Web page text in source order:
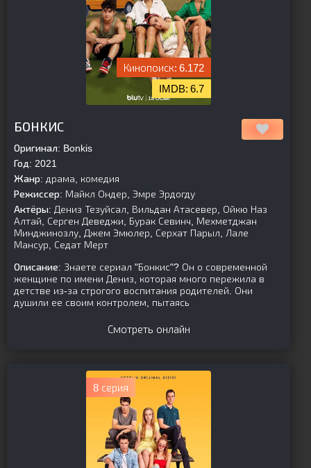
6.172
6.7
БОНКИС
Оригинал: Bonkis
Год: 2021
Жанр: драма, комедия
Режиссер: Майкл Ондер, Эмре Эрдогду
Актёры: Дениз Тезуйсал, Вильдан Атасевер, Ойкю Наз
Алтай, Серген Деведжи, Бурак Севинч, Мехметджан
Минджинозлу, Джем Эмюлер, Серхат Парыл, Лале
Мансур, Седат Мерт
Описание: Знаете сериал "Бонкис"? Он о современной
женщине по имени Дениз, которая много пережила в
детстве из-за строгого воспитания родителей. Они
душили ее своим контролем, пытаясь
Смотреть онлайн
8 серия